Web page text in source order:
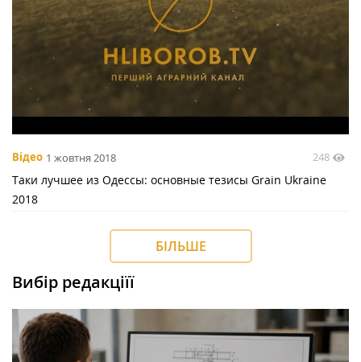
Відео 1 жовтня 2018 248
Таки лучшее из Одессы: основные тезисы Grain Ukraine
2018
БІЛЬШЕ
Вибір редакціїї